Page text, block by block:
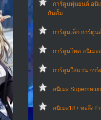
การ์ตูนหุ่นยนต์ อนิ
กันดั้ม
การ์ตูนเด็ก การ์ตูน
การ์ตูนโหด อนิเม
การ์ตูนใส่แว่น กา
อนิเมะ
อนิเมะ18+ ทะลึ่ง